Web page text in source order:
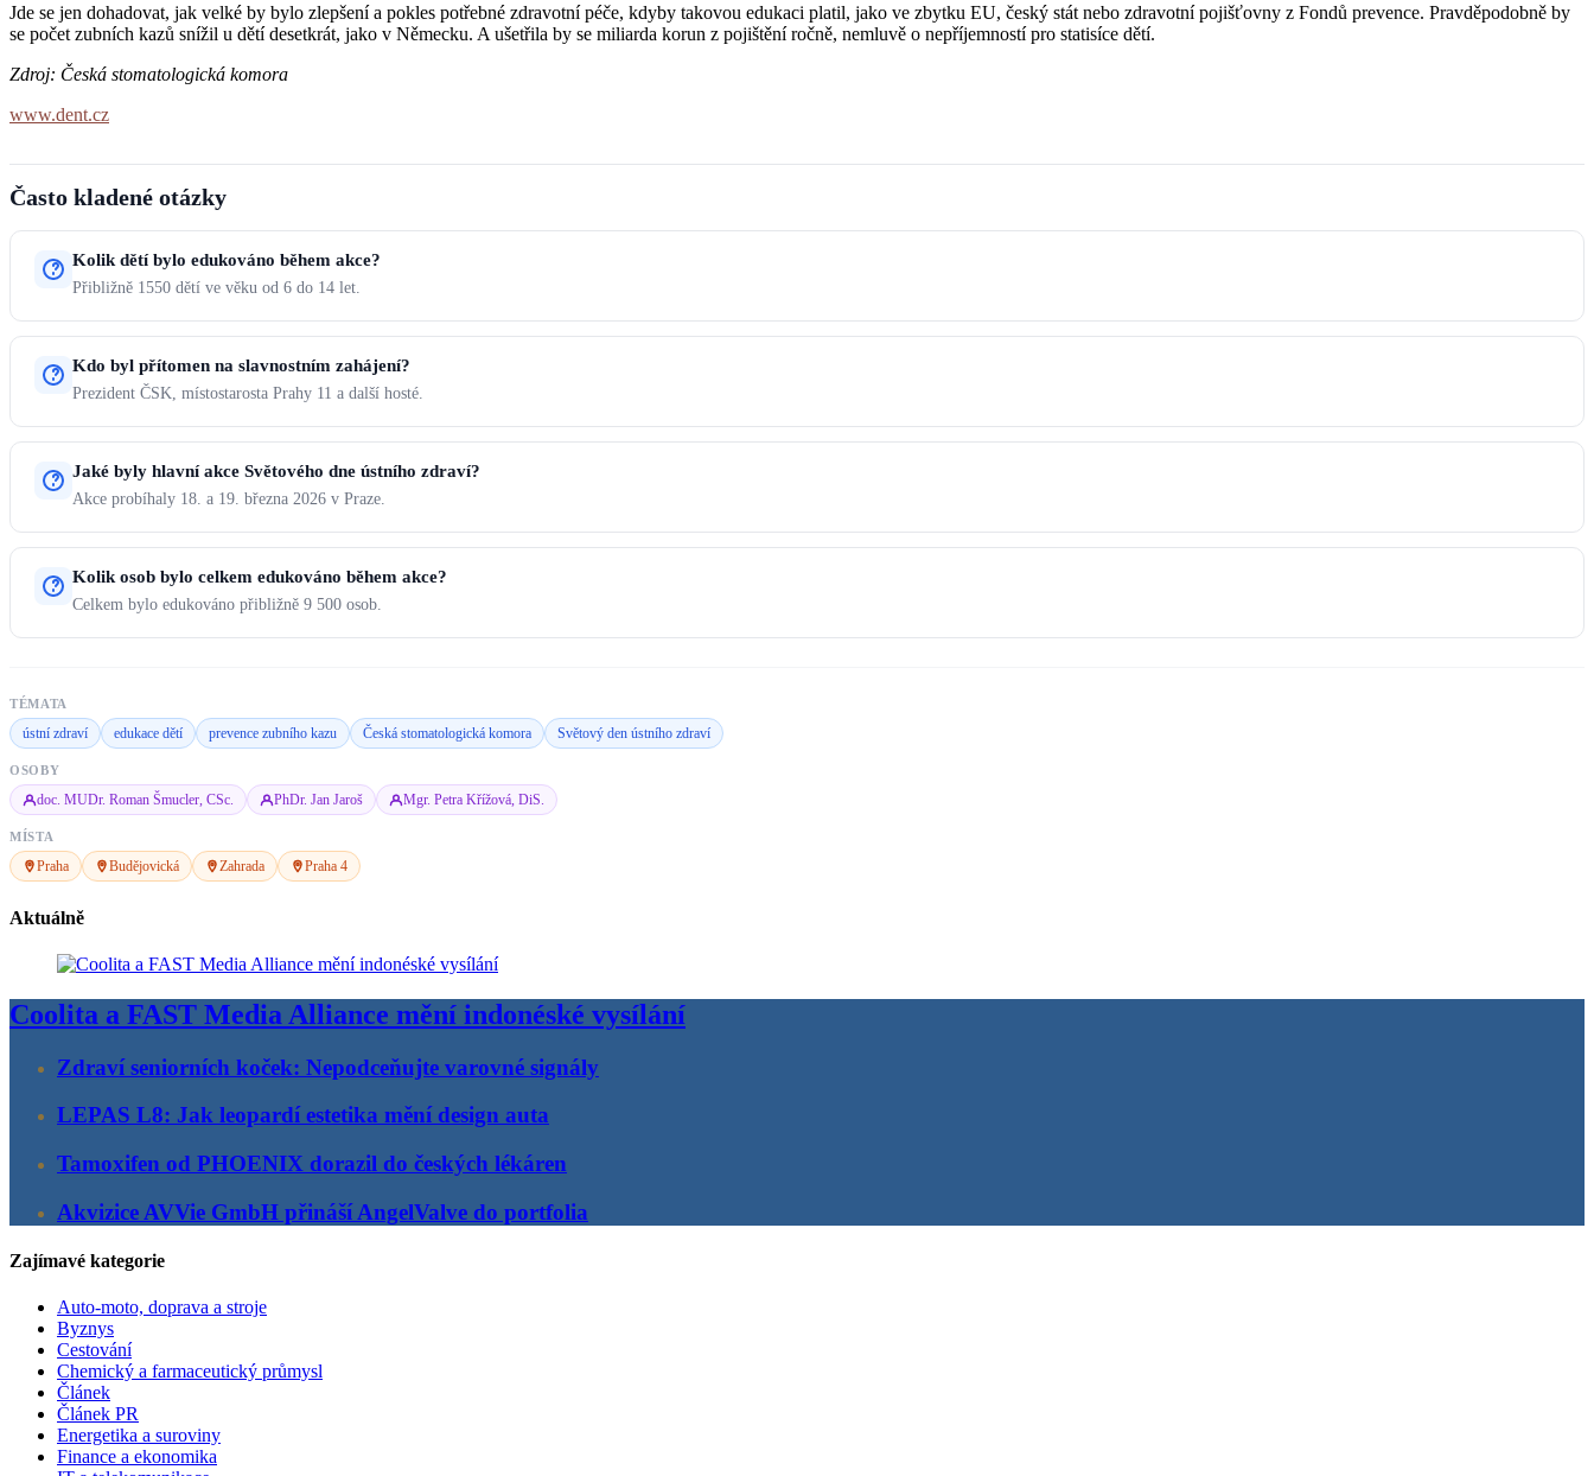
Jde se jen dohadovat, jak velké by bylo zlepšení a pokles potřebné zdravotní péče, kdyby takovou edukaci platil, jako ve zbytku EU, český stát nebo zdravotní pojišťovny z Fondů prevence. Pravděpodobně by
se počet zubních kazů snížil u dětí desetkrát, jako v Německu. A ušetřila by se miliarda korun z pojištění ročně, nemluvě o nepříjemností pro statisíce dětí.
Zdroj: Česká stomatologická komora
www.dent.cz
Často kladené otázky
Kolik dětí bylo edukováno během akce?
Přibližně 1550 dětí ve věku od 6 do 14 let.
Kdo byl přítomen na slavnostním zahájení?
Prezident ČSK, místostarosta Prahy 11 a další hosté.
Jaké byly hlavní akce Světového dne ústního zdraví?
Akce probíhaly 18. a 19. března 2026 v Praze.
Kolik osob bylo celkem edukováno během akce?
Celkem bylo edukováno přibližně 9 500 osob.
TÉMATA
ústní zdraví edukace dětí prevence zubního kazu Česká stomatologická komora Světový den ústního zdraví
OSOBY
doc. MUDr. Roman Šmucler, CSc. PhDr. Jan Jaroš Mgr. Petra Křížová, DiS.
MÍSTA
Praha Budějovická Zahrada Praha 4
Aktuálně
Coolita a FAST Media Alliance mění indonéské vysílání
Zdraví seniorních koček: Nepodceňujte varovné signály
LEPAS L8: Jak leopardí estetika mění design auta
Tamoxifen od PHOENIX dorazil do českých lékáren
Akvizice AVVie GmbH přináší AngelValve do portfolia
Zajímavé kategorie
Auto-moto, doprava a stroje
Byznys
Cestování
Chemický a farmaceutický průmysl
Článek
Článek PR
Energetika a suroviny
Finance a ekonomika